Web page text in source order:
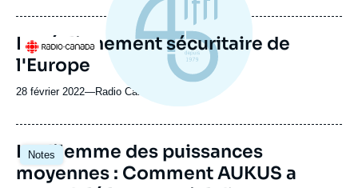
publication
Logo
Le réalignement sécuritaire de
l'Europe
28 février 2022—Nom
journal,
ou
émission
Radio Canada
Notes
Image
principale
Le dilemme des puissances
moyennes : Comment AUKUS a